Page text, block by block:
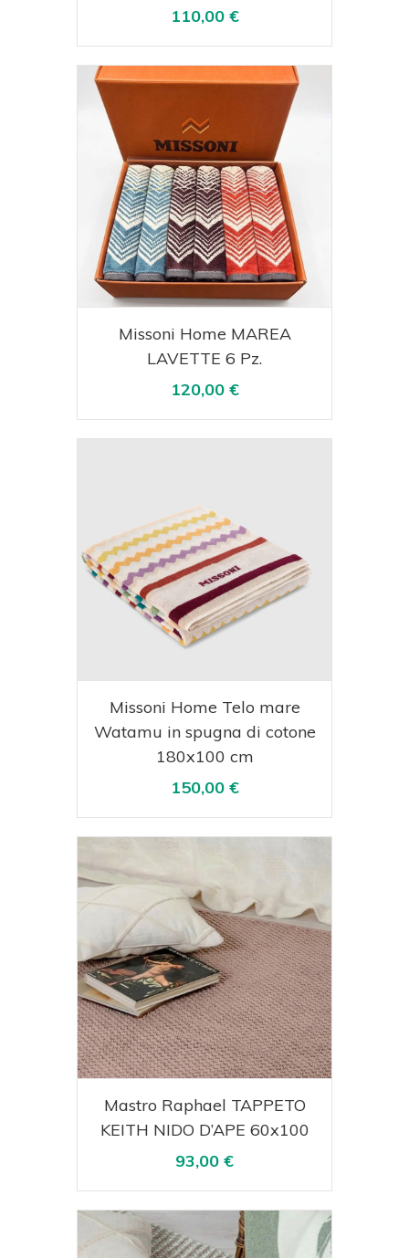
110,00 €
Acquista Visualizza
Missoni Home MAREA
LAVETTE 6 Pz.
120,00 €
Acquista
Missoni Home Telo mare
Watamu in spugna di cotone
180x100 cm
150,00 €
Acquista Visualizza
Mastro Raphael TAPPETO
KEITH NIDO D’APE 60x100
93,00 €